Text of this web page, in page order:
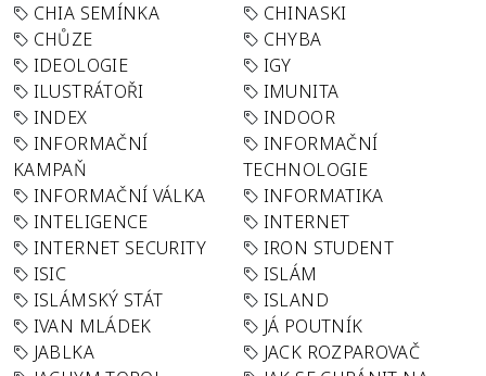
CHIA SEMÍNKA
CHINASKI
CHŮZE
CHYBA
IDEOLOGIE
IGY
ILUSTRÁTOŘI
IMUNITA
INDEX
INDOOR
INFORMAČNÍ
KAMPAŇ
INFORMAČNÍ
TECHNOLOGIE
INFORMAČNÍ VÁLKA
INFORMATIKA
INTELIGENCE
INTERNET
INTERNET SECURITY
IRON STUDENT
ISIC
ISLÁM
ISLÁMSKÝ STÁT
ISLAND
IVAN MLÁDEK
JÁ POUTNÍK
JABLKA
JACK ROZPAROVAČ